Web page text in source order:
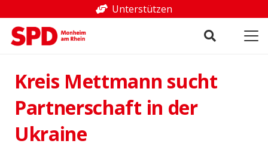
Unterstützen
Kreis Mettmann sucht
Partnerschaft in der
Ukraine